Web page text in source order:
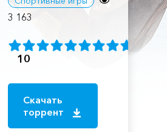
3 163
10
Скачать
торрент